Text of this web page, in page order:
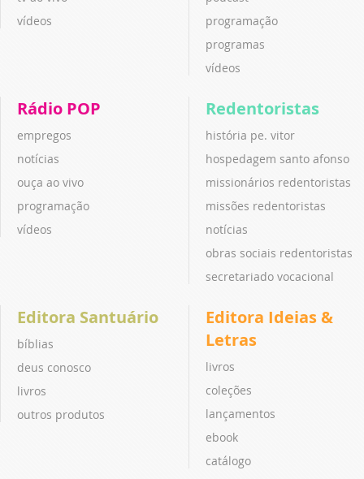
vídeos
programação
programas
vídeos
Rádio POP
empregos
notícias
ouça ao vivo
programação
vídeos
Redentoristas
história pe. vitor
hospedagem santo afonso
missionários redentoristas
missões redentoristas
notícias
obras sociais redentoristas
secretariado vocacional
Editora Santuário
bíblias
deus conosco
livros
outros produtos
Editora Ideias &
Letras
livros
coleções
lançamentos
ebook
catálogo